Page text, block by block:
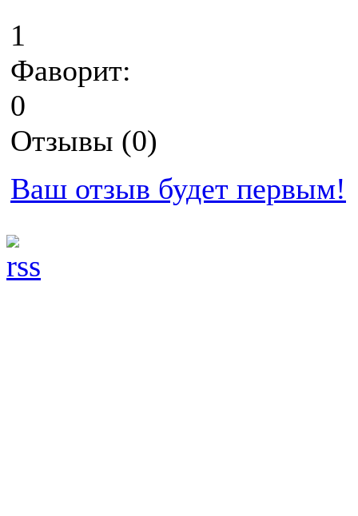
1
Фаворит:
0
Отзывы (0)
Ваш отзыв будет первым!